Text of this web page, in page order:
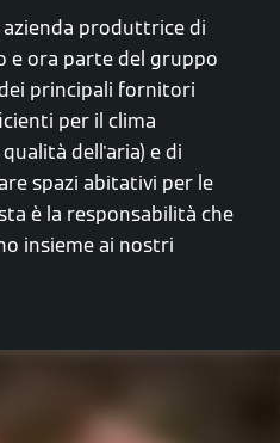
produttrice di
e ora parte del gruppo
principali fornitori
per il clima
dell'aria) e di
spazi abitativi per le
è la responsabilità che
insieme ai nostri